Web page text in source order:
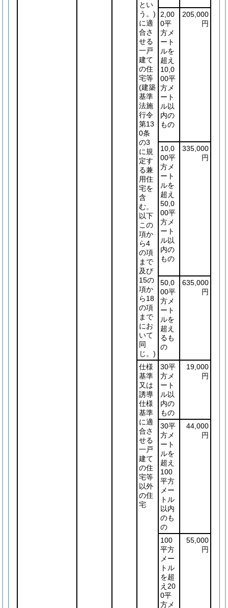
とい
う。)
に適
合さ
せる
一戸
建て
の住
宅等
(建築
基準
法施
行令
第13
0条
の3
に規
定す
る兼
用住
宅を
含
む。
以下
この
項か
ら4
の項
まで
及び
15の
項か
ら18
の項
まで
にお
いて
同
じ。)
2,00
0平
方メ
ート
ルを
超え
10,0
00平
方メ
ート
ル以
内の
もの
205,000
円
10,0
00平
方メ
ート
ルを
超え
50,0
00平
方メ
ート
ル以
内の
もの
335,000
円
50,0
00平
方メ
ート
ルを
超え
るも
の
635,000
円
仕様
基準
又は
誘導
仕様
基準
に適
合さ
せる
一戸
建て
の住
宅等
以外
の住
宅
30平
方メ
ート
ル以
内の
もの
19,000
円
30平
方メ
ート
ルを
超え
100
平方
メー
トル
以内
のも
の
44,000
円
100
平方
メー
トル
を超
え20
0平
方メ
55,000
円